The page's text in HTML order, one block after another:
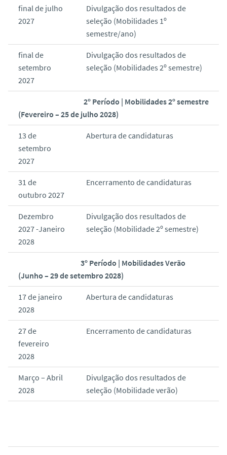
final de julho
2027
Divulgação dos resultados de
seleção (Mobilidades 1º
semestre/ano)
final de
setembro
2027
Divulgação dos resultados de
seleção (Mobilidades 2º semestre)
2º Período | Mobilidades 2º semestre
(Fevereiro – 25 de julho 2028)
13 de
setembro
2027
Abertura de candidaturas
31 de
outubro 2027
Encerramento de candidaturas
Dezembro
2027 -Janeiro
2028
Divulgação dos resultados de
seleção (Mobilidade 2º semestre)
3º Período | Mobilidades Verão
(Junho – 29 de setembro 2028)
17 de janeiro
2028
Abertura de candidaturas
27 de
fevereiro
2028
Encerramento de candidaturas
Março – Abril
2028
Divulgação dos resultados de
seleção (Mobilidade verão)